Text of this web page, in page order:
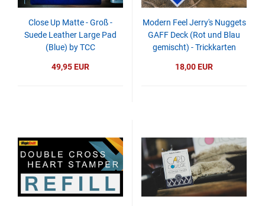
Close Up Matte - Groß -
Suede Leather Large Pad
(Blue) by TCC
49,95 EUR
Modern Feel Jerry's Nuggets
GAFF Deck (Rot und Blau
gemischt) - Trickkarten
18,00 EUR